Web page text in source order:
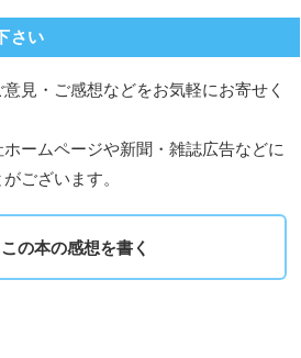
さい
見・ご感想などをお気軽にお寄せく
ームページや新聞・雑誌広告などに
ございます。
この本の感想を書く